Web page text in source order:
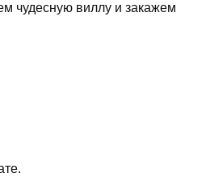
чудесную виллу и закажем